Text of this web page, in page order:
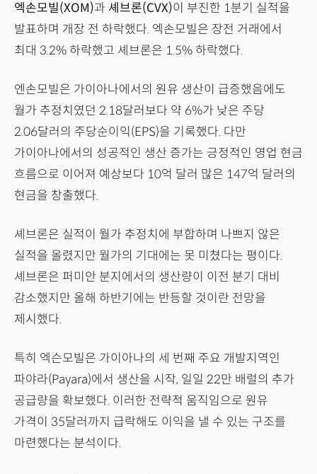
엑손모빌(XOM)과 셰브론(CVX)이 부진한 1분기 실적을
발표하며 개장 전 하락했다. 엑손모빌은 장전 거래에서
최대 3.2% 하락했고 셰브론은 1.5% 하락했다.
엔손모빌은 가이아나에서의 원유 생산이 급증했음에도
월가 추정치였던 2.18달러보다 약 6%가 낮은 주당
2.06달러의 주당순이익(EPS)을 기록했다. 다만
가이아나에서의 성공적인 생산 증가는 긍정적인 영업 현금
흐름으로 이어져 예상보다 10억 달러 많은 147억 달러의
현금을 창출했다.
셰브론은 실적이 월가 추정치에 부합하며 나쁘지 않은
실적을 올렸지만 월가의 기대에는 못 미쳤다는 평이다.
셰브론은 퍼미안 분지에서의 생산량이 이전 분기 대비
감소했지만 올해 하반기에는 반등할 것이란 전망을
제시했다.
특히 엑슨모빌은 가이아나의 세 번째 주요 개발지역인
파야라(Payara)에서 생산을 시작, 일일 22만 배럴의 추가
공급량을 확보했다. 이러한 전략적 움직임으로 원유
가격이 35달러까지 급락해도 이익을 낼 수 있는 구조를
마련했다는 분석이다.